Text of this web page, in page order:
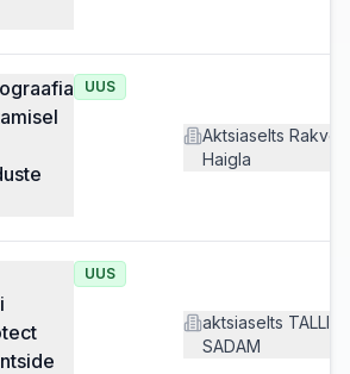
UUS
Aktsiaselts
Haigla
UUS
aktsiaselts
SADAM